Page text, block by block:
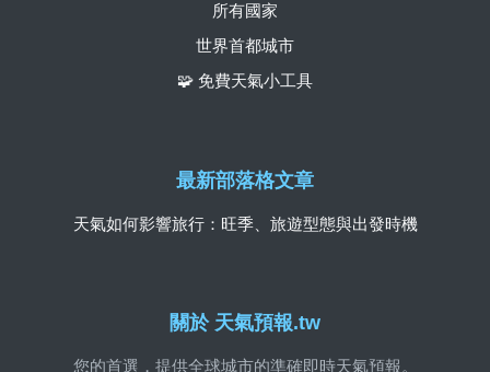
關於 天氣預報.tw
您的首選，提供全球城市的準確即時天氣預報。
所有國家
世界首都城市
🧩 免費天氣小工具
最新部落格文章
天氣如何影響旅行：旺季、旅遊型態與出發時機